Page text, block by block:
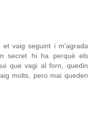
vaig seguint i m'agrada
secret hi ha perquè els
que vagi al forn, quedin
molts, pero mai queden